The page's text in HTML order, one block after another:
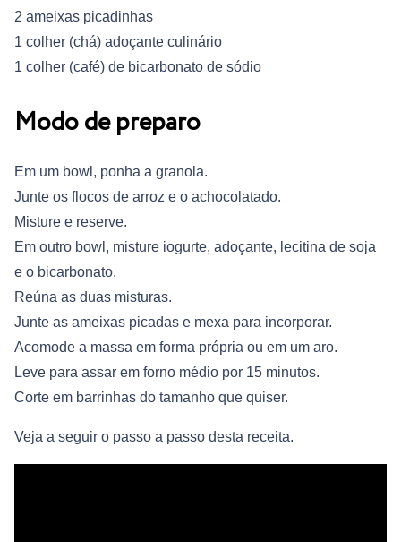
2 ameixas picadinhas
1 colher (chá) adoçante culinário
1 colher (café) de bicarbonato de sódio
Modo de preparo
Em um bowl, ponha a granola.
Junte os flocos de arroz e o achocolatado.
Misture e reserve.
Em outro bowl, misture iogurte, adoçante, lecitina de soja
e o bicarbonato.
Reúna as duas misturas.
Junte as ameixas picadas e mexa para incorporar.
Acomode a massa em forma própria ou em um aro.
Leve para assar em forno médio por 15 minutos.
Corte em barrinhas do tamanho que quiser.
Veja a seguir o passo a passo desta receita.